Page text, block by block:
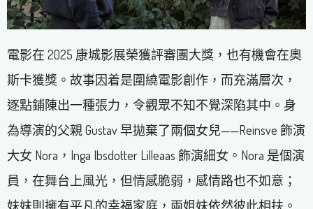
電影在 2025 康城影展榮獲評審團大獎，也有機會在奧
斯卡獲獎。故事因着是圍繞電影創作，而充滿層次，
逐點鋪陳出一種張力，令觀眾不知不覺深陷其中。身
為導演的父親 Gustav 早拋棄了兩個女兒——Reinsve 飾演
大女 Nora，Inga Ibsdotter Lilleaas 飾演細女。Nora 是個演
員，在舞台上風光，但情感脆弱，感情路也不如意；
妹妹則擁有平凡的幸福家庭，兩姐妹依然彼此相扶。